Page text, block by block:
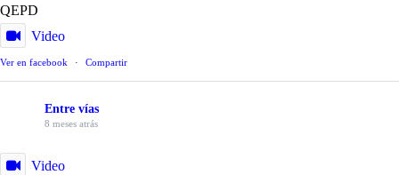
QEPD
Video
Ver en facebook · Compartir
Entre vías
8 meses atrás
Video